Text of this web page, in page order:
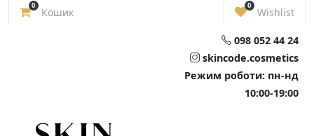
Skip
0
Кошик
0
Wishlist
098 052 44 24
skincode.cosmetics
Режим роботи: пн-нд
10:00-19:00